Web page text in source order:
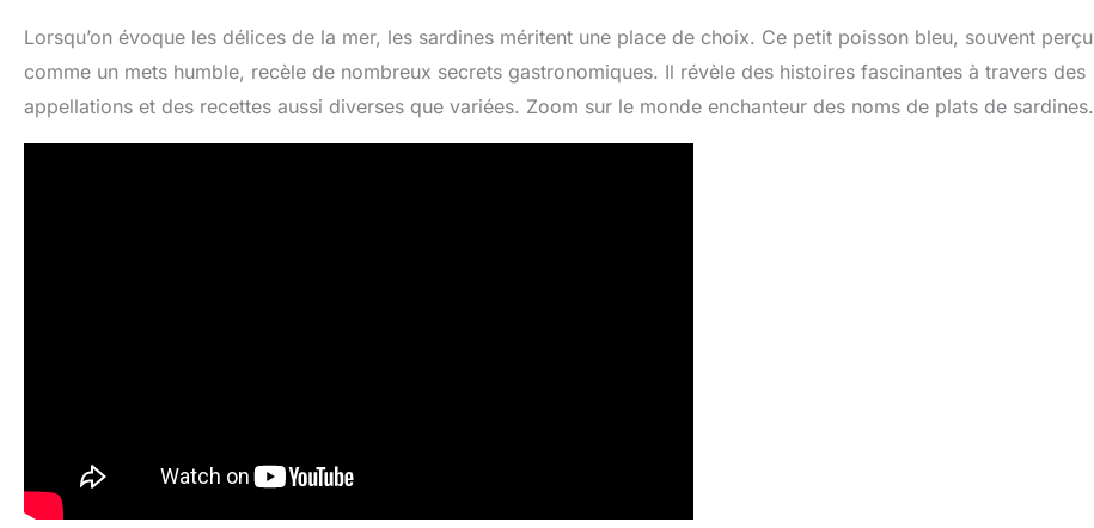
Lorsqu’on évoque les délices de la mer, les sardines méritent une place de choix. Ce petit poisson bleu, souvent perçu
comme un mets humble, recèle de nombreux secrets gastronomiques. Il révèle des histoires fascinantes à travers des
appellations et des recettes aussi diverses que variées. Zoom sur le monde enchanteur des noms de plats de sardines.